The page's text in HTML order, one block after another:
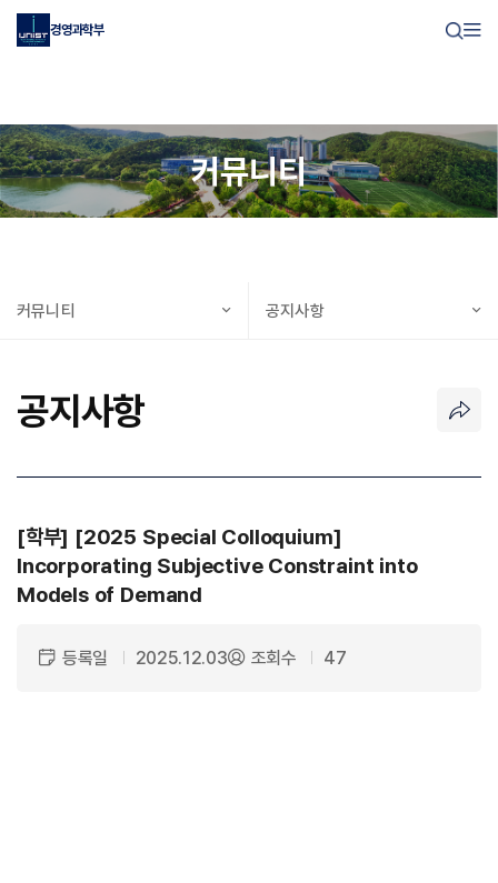
경영과학부
커뮤니티
커뮤니티 공지사항
공지사항
[학부] [2025 Special Colloquium]
Incorporating Subjective Constraint into
Models of Demand
등록일 2025.12.03 조회수 47